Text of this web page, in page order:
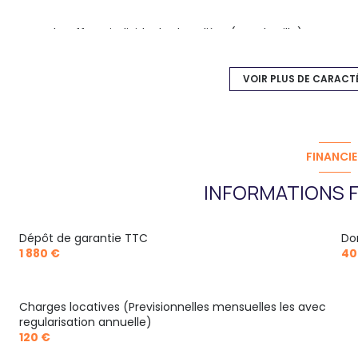
Chauffage individuel : chaudière (gaz de ville)
interphone
VOIR PLUS DE
INFORMATIONS
Dépôt de garantie TTC
1 880 €
Charges locatives (Previsionnelles mensuelles les avec
regularisation annuelle)
120 €